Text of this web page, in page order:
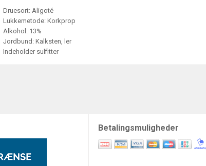
Druesort: Aligoté
Lukkemetode: Korkprop
Alkohol: 13%
Jordbund: Kalksten, ler
Indeholder sulfitter
Betalingsmuligheder